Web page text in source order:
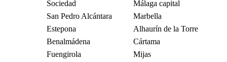
Sociedad
Málaga capital
San Pedro Alcántara
Marbella
Estepona
Alhaurín de la Torre
Benalmádena
Cártama
Fuengirola
Mijas